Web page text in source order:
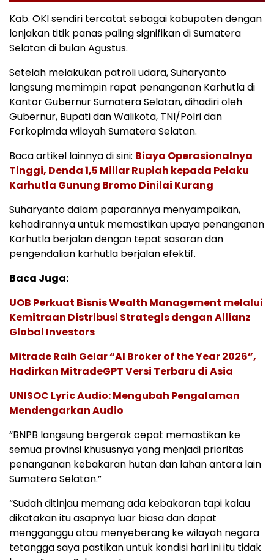
Kab. OKI sendiri tercatat sebagai kabupaten dengan
lonjakan titik panas paling signifikan di Sumatera
Selatan di bulan Agustus.
Setelah melakukan patroli udara, Suharyanto
langsung memimpin rapat penanganan Karhutla di
Kantor Gubernur Sumatera Selatan, dihadiri oleh
Gubernur, Bupati dan Walikota, TNI/Polri dan
Forkopimda wilayah Sumatera Selatan.
Baca artikel lainnya di sini: Biaya Operasionalnya
Tinggi, Denda 1,5 Miliar Rupiah kepada Pelaku
Karhutla Gunung Bromo Dinilai Kurang
Suharyanto dalam paparannya menyampaikan,
kehadirannya untuk memastikan upaya penanganan
Karhutla berjalan dengan tepat sasaran dan
pengendalian karhutla berjalan efektif.
Baca Juga:
UOB Perkuat Bisnis Wealth Management melalui
Kemitraan Distribusi Strategis dengan Allianz
Global Investors
Mitrade Raih Gelar “AI Broker of the Year 2026”,
Hadirkan MitradeGPT Versi Terbaru di Asia
UNISOC Lyric Audio: Mengubah Pengalaman
Mendengarkan Audio
“BNPB langsung bergerak cepat memastikan ke
semua provinsi khususnya yang menjadi prioritas
penanganan kebakaran hutan dan lahan antara lain
Sumatera Selatan.”
“Sudah ditinjau memang ada kebakaran tapi kalau
dikatakan itu asapnya luar biasa dan dapat
mengganggu atau menyeberang ke wilayah negara
tetangga saya pastikan untuk kondisi hari ini itu tidak